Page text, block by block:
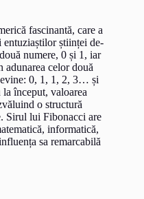
fascinantă, care a
științei de-
numere, 0 și 1, iar
adunarea celor două
0, 1, 1, 2, 3… și
început, valoarea
o structură
Sirul lui Fibonacci are
informatică,
sa remarcabilă